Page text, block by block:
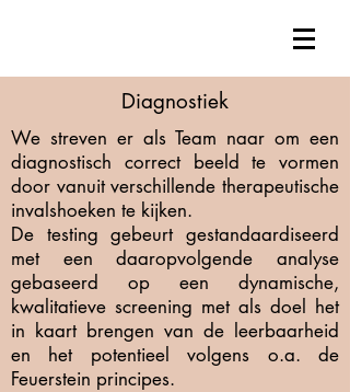
Diagnostiek
We streven er als Team naar om een
diagnostisch correct beeld te vormen
door vanuit verschillende therapeutische
invalshoeken te kijken.
De testing gebeurt gestandaardiseerd
met een daaropvolgende analyse
gebaseerd op een dynamische,
kwalitatieve screening met als doel het
in kaart brengen van de leerbaarheid
en het potentieel volgens o.a. de
Feuerstein principes.